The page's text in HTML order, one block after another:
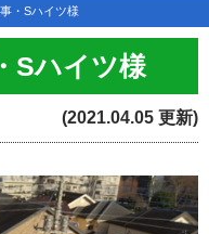
・Sハイツ様
Sハイツ様
(2021.04.05 更新)